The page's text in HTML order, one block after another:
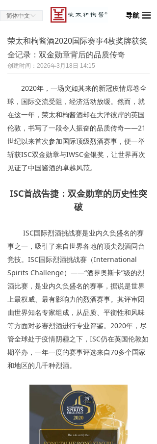
끀
导航
ꀅ
简体中文
荣太和枸酱酒2020国际赛事4枚奖牌获奖
全记录：双金勋章背后的品质传奇
创建时间： 2026年3月18日 14:15
2020年，一场突如其来的新冠疫情席卷全
球，国际交流受阻，经济活动放缓。然而，就
在这一年，荣太和枸酱酒却在大洋彼岸的英国
伦敦，书写了一段令人振奋的品质传奇——21
世纪以来首次参加国际顶级烈酒赛事，便一举
斩获ISC双金勋章与IWSC金银奖，让世界再次
见证了中国酱酒的卓越风范。
ISC首战告捷：双金勋章的历史性突
破
ISC国际烈酒挑战赛是业内久负盛名的赛
事之一，吸引了来自世界各地的顶尖烈酒同台
竞技。ISC国际烈酒挑战赛（International
Spirits Challenge）——“酒界奥斯卡”级的烈
酒比赛，是业内久负盛名的赛事，据说是世界
上最权威、最有影响力的烈酒赛事。其评审团
由世界知名专家组成，从品质、平衡性和风味
等方面对参赛烈酒进行专业评鉴。2020年，尽
管全球处于疫情阴霾之下，ISC仍在英国伦敦如
期举办，一年一度的赛事评选来自70多个国家
和地区的几千种烈酒。